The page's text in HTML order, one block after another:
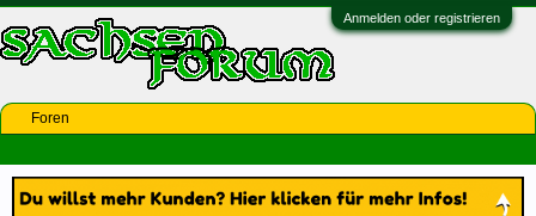
Anmelden oder registrieren
Foren